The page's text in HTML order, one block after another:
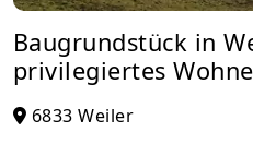
Baugrundstück in
privilegiertes
6833 Weiler